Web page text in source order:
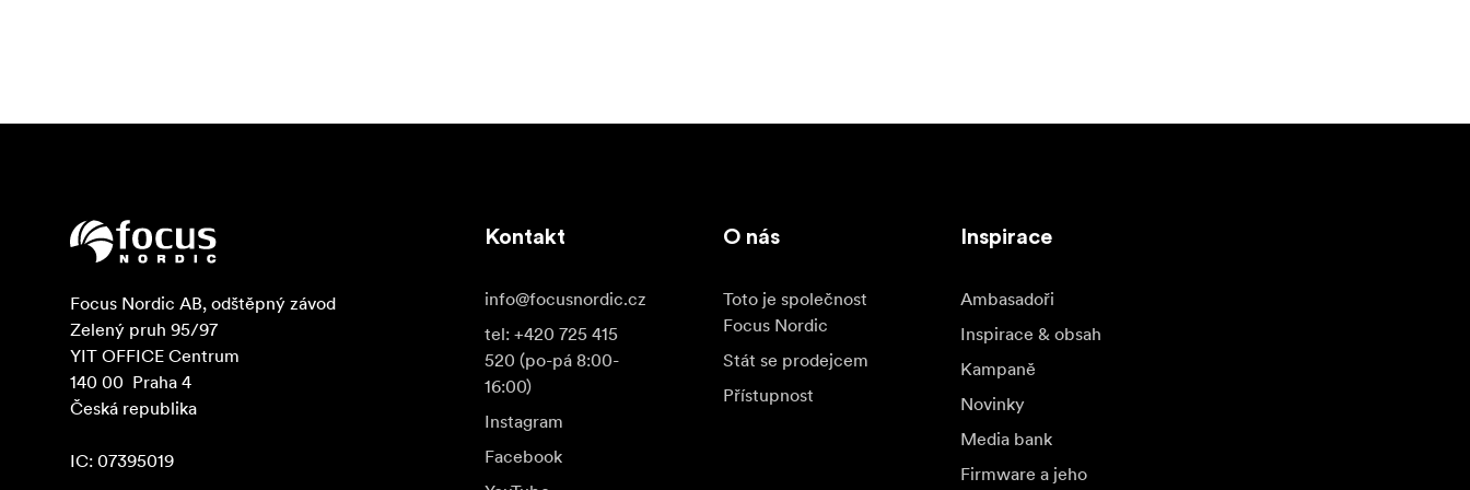
Focus Nordic AB, odštěpný závod
Zelený pruh 95/97
YIT OFFICE Centrum
140 00  Praha 4
Česká republika
IC: 07395019
Kontakt
info@focusnordic.cz
tel: +420 725 415
520 (po-pá 8:00-
16:00)
Instagram
Facebook
O nás
Toto je společnost
Focus Nordic
Stát se prodejcem
Přístupnost
Inspirace
Ambasadoři
Inspirace & obsah
Kampaně
Novinky
Media bank
Firmware a jeho